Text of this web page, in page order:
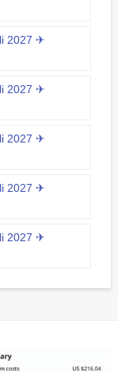
2027 ✈
2027 ✈
2027 ✈
2027 ✈
2027 ✈